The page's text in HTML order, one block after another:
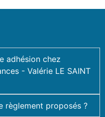
adhésion chez
- Valérie LE SAINT
règlement proposés ?